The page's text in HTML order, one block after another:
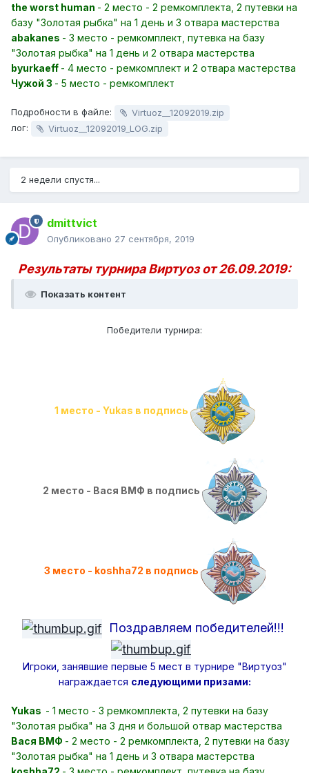
the worst human - 2 место - 2 ремкомплекта, 2 путевки на
базу "Золотая рыбка" на 1 день и 3 отвара мастерства
abakanes - 3 место - ремкомплект, путевка на базу
"Золотая рыбка" на 1 день и 2 отвара мастерства
byurkaeff - 4 место - ремкомплект и 2 отвара мастерства
Чужой 3 - 5 место - ремкомплект
Подробности в файле:
Virtuoz__12092019.zip
лог:
Virtuoz__12092019_LOG.zip
2 недели спустя...
dmittvict
Опубликовано 27 сентября, 2019
Результаты турнира Виртуоз от 26.09.2019:
Показать контент
Победители турнира:
1 место - Yukas в подпись
2 место - Вася ВМФ в подпись
3 место - koshha72 в подпись
Поздравляем победителей!!!
Игроки, занявшие первые 5 мест в турнире "Виртуоз"
награждается следующими призами:
Yukas - 1 место - 3 ремкомплекта, 2 путевки на базу
"Золотая рыбка" на 3 дня и большой отвар мастерства
Вася ВМФ - 2 место - 2 ремкомплекта, 2 путевки на базу
"Золотая рыбка" на 1 день и 3 отвара мастерства